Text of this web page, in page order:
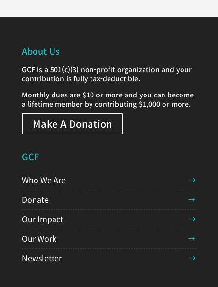
About Us
GCF is a 501(c)(3) non-profit organization and your
contribution is fully tax-deductible.
Monthly dues are $10 or more and you can become
a lifetime member by contributing $1,000 or more.
Make A Donation
GCF
Who We Are
Donate
Our Impact
Our Work
Newsletter